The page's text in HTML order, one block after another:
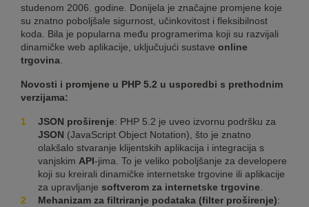
studenom 2006. godine. Donijela je značajne promjene koje
su znatno poboljšale sigurnost, učinkovitost i fleksibilnost
koda. Bila je popularna među programerima koji su razvijali
dinamičke web aplikacije, uključujući sustave online
trgovina.
Novosti i promjene u PHP 5.2 u usporedbi s prethodnim
verzijama:
JSON proširenje: PHP 5.2 je uveo izvornu podršku za
JSON (JavaScript Object Notation), što je znatno
olakšalo stvaranje klijentskih aplikacija i integracija s
vanjskim API-jima. To je veliko poboljšanje za developere
koji su kreirali dinamičke internetske trgovine ili aplikacije
za upravljanje softverom za internetske trgovine.
Mehanizam za filtriranje podataka (filter proširenje):